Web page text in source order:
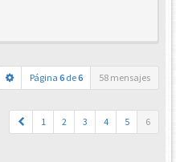
Página 6 de6 58 mensajes
1 2 3 4 5 6